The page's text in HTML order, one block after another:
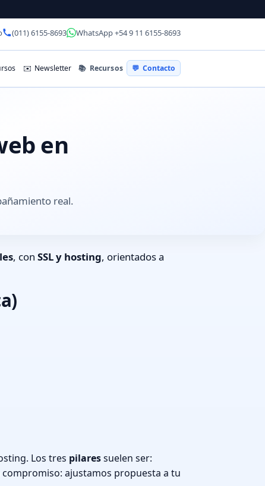
(011) 6155-8693 WhatsApp +54 9 11 6155-8693
✉️ Newsletter 📚 Recursos 💬 Contacto
en
real.
, con SSL y hosting, orientados a
Los tres pilaressuelen ser:
ajustamos propuesta a tu